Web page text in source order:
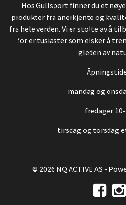
Hos Gullsport finner du et
produkter fra anerkjente og
fra hele verden. Vi er stolte av å
for entusiaster som elsker å
gleden av
mandag og
fredager
tirsdag og torsdag
© 2026 NQ ACTIVE AS -